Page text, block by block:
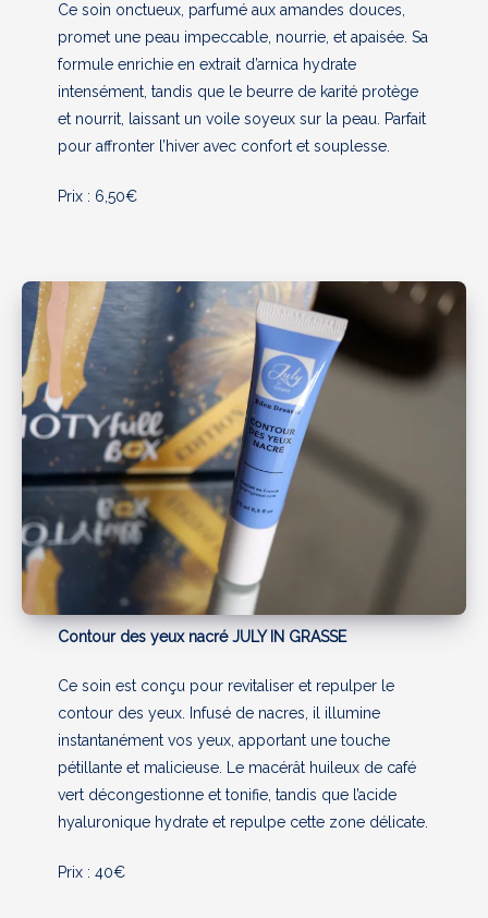
Ce soin onctueux, parfumé aux amandes douces,
promet une peau impeccable, nourrie, et apaisée. Sa
formule enrichie en extrait d’arnica hydrate
intensément, tandis que le beurre de karité protège
et nourrit, laissant un voile soyeux sur la peau. Parfait
pour affronter l’hiver avec confort et souplesse.
Prix : 6,50€
Contour des yeux nacré JULY IN GRASSE
Ce soin est conçu pour revitaliser et repulper le
contour des yeux. Infusé de nacres, il illumine
instantanément vos yeux, apportant une touche
pétillante et malicieuse. Le macérât huileux de café
vert décongestionne et tonifie, tandis que l’acide
hyaluronique hydrate et repulpe cette zone délicate.
Prix : 40€